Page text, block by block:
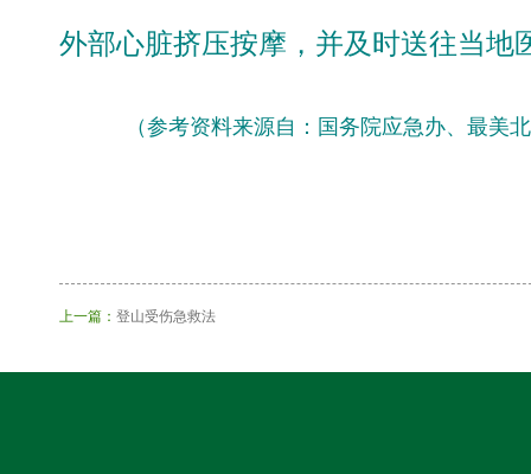
外部心脏挤压按摩，并及时送往当地
（参考资料来源自：国务院应急办、最美
上一篇： 登山受伤急救法